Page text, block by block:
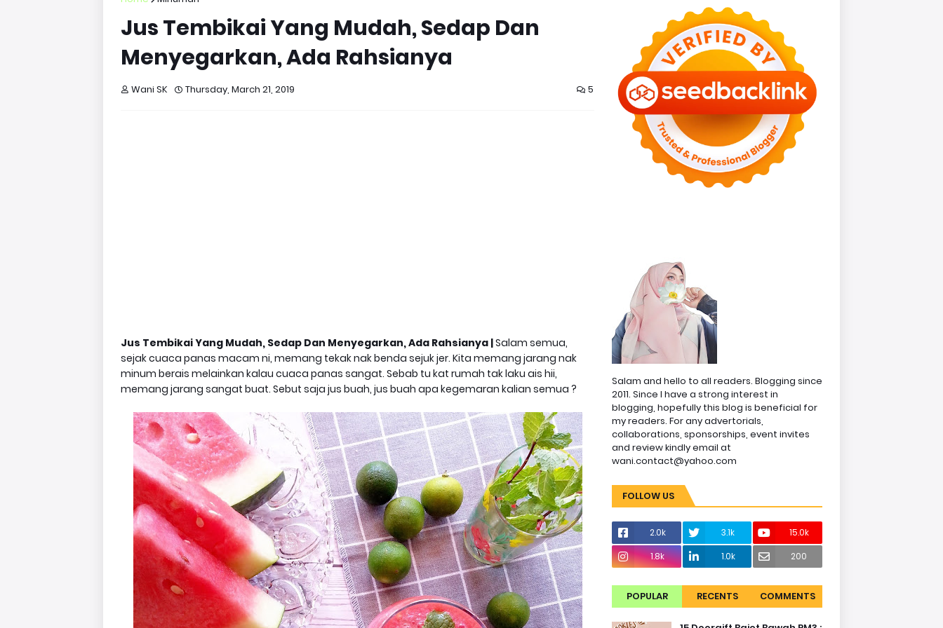
Jus Tembikai Yang Mudah, Sedap Dan
Menyegarkan, Ada Rahsianya
Wani SK Thursday, March 21, 2019 5
Jus Tembikai Yang Mudah, Sedap Dan Menyegarkan, Ada Rahsianya |Salam semua,
sejak cuaca panas macam ni, memang tekak nak benda sejuk jer. Kita memang jarang nak
minum berais melainkan kalau cuaca panas sangat. Sebab tu kat rumah tak laku ais hii,
memang jarang sangat buat. Sebut saja jus buah, jus buah apa kegemaran kalian semua ?
Salam and hello to all readers. Blogging since
2011. Since I have a strong interest in
blogging, hopefully this blog is beneficial for
my readers. For any advertorials,
collaborations, sponsorships, event invites
and review kindly email at
wani.contact@yahoo.com
FOLLOW US
2.0k 3.1k
15.0k
1.8k
1.0k 200
POPULAR RECENTS COMMENTS